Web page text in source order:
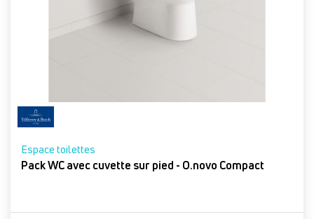
Espace toilettes
Pack WC avec cuvette sur pied - O.novo Compact